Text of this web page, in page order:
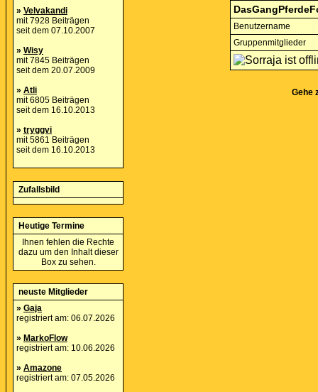
» Velvakandi
mit 7928 Beiträgen
seit dem 07.10.2007
» Wisy
mit 7845 Beiträgen
seit dem 20.07.2009
» Atli
mit 6805 Beiträgen
seit dem 16.10.2013
» tryggvi
mit 5861 Beiträgen
seit dem 16.10.2013
Zufallsbild
Heutige Termine
Ihnen fehlen die Rechte
dazu um den Inhalt dieser
Box zu sehen.
neuste Mitglieder
» Gaja
registriert am: 06.07.2026
» MarkoFlow
registriert am: 10.06.2026
» Amazone
registriert am: 07.05.2026
Benutzername
Gruppenmitglieder
Gehe